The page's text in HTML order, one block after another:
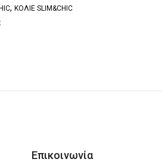
, ΚΟΛΙΈ SLIM&CHIC
Επικοινωνία